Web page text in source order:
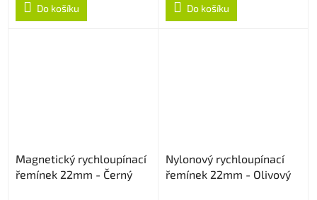
Do košíku Do košíku
Magnetický rychloupínací
řemínek 22mm - Černý
Nylonový rychloupínací
řemínek 22mm - Olivový